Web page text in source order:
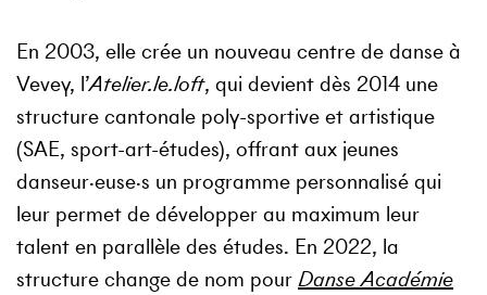
En 2003, elle crée un nouveau centre de danse à
Vevey, l’Atelier.le.loft, qui devient dès 2014 une
structure cantonale poly-sportive et artistique
(SAE, sport-art-études), offrant aux jeunes
danseur·euse·s un programme personnalisé qui
leur permet de développer au maximum leur
talent en parallèle des études. En 2022, la
structure change de nom pourDanse Académie